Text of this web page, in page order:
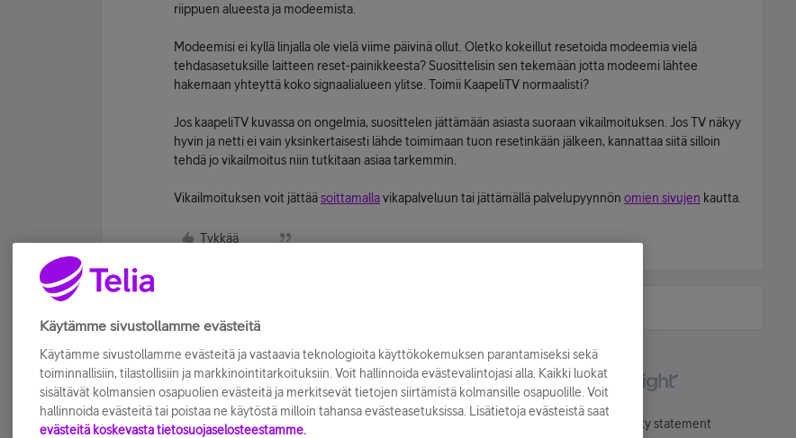
riippuen alueesta ja modeemista.
Modeemisi ei kyllä linjalla ole vielä viime päivinä ollut. Oletko kokeillut resetoida modeemia vielä
tehdasasetuksille laitteen reset-painikkeesta? Suosittelisin sen tekemään jotta modeemi lähtee
hakemaan yhteyttä koko signaalialueen ylitse. Toimii KaapeliTV normaalisti?
Jos kaapeliTV kuvassa on ongelmia, suosittelen jättämään asiasta suoraan vikailmoituksen. Jos TV näkyy
hyvin ja netti ei vain yksinkertaisesti lähde toimimaan tuon resetinkään jälkeen, kannattaa siitä silloin
tehdä jo vikailmoitus niin tutkitaan asiaa tarkemmin.
Vikailmoituksen voit jättääsoittamallavikapalveluun tai jättämällä palvelupyynnön omien sivujen kautta.
Tykkää
Accessibility statement
Käytämme sivustollamme evästeitä
Käytämme sivustollamme evästeitä ja vastaavia teknologioita käyttökokemuksen parantamiseksi sekä
toiminnallisiin, tilastollisiin ja markkinointitarkoituksiin. Voit hallinnoida evästevalintojasi alla. Kaikki luokat
sisältävät kolmansien osapuolien evästeitä ja merkitsevät tietojen siirtämistä kolmansille osapuolille. Voit
hallinnoida evästeitä tai poistaa ne käytöstä milloin tahansa evästeasetuksissa. Lisätietoja evästeistä saat
evästeitä koskevasta tietosuojaselosteestamme.